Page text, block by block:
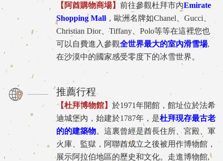
【阿酋購物商場】 前往參觀杜拜市內Emirate
Shopping Mall，歐洲名牌如Chanel、Gucci、
Christian Dior、Tiffany、Polo等等在這裡您也
可以自費進入參觀全世界最大的室內滑雪場,
在沙漠中的國家感受零度下的冰雪世界。
推薦行程
【杜拜博物館】 於1971年開館，館址位於法希
迪城堡內，始建於1787年，是杜拜現存最古老
的的建築物。這裏曾經是酋長住所、宮殿、軍
火庫、監獄，阿聯酋成立之後被用作博物館，
展示阿拉伯地區的歷史和文化。走進博物館,